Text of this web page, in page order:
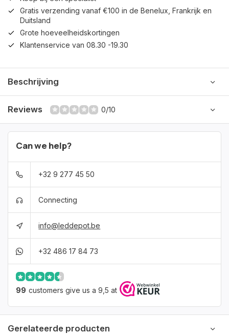
Gratis verzending vanaf €100 in de Benelux, Frankrijk en
Duitsland
Grote hoeveelheidskortingen
Klantenservice van 08.30 -19.30
Beschrijving
Reviews 0/10
Can we help?
+32 9 277 45 50
Connecting
info@leddepot.be
+32 486 17 84 73
99 customers give us a 9,5 at
Gerelateerde producten